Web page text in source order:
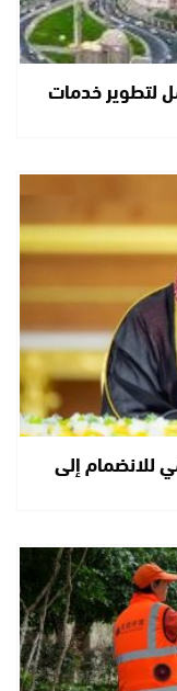
لتطوير خدمات
للانضمام إلى